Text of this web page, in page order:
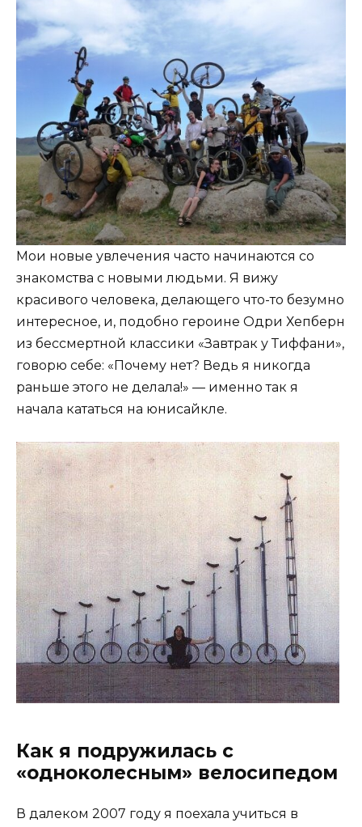
Мои новые увлечения часто начинаются со
знакомства с новыми людьми. Я вижу
красивого человека, делающего что-то безумно
интересное, и, подобно героине Одри Хепберн
из бессмертной классики «Завтрак у Тиффани»,
говорю себе: «Почему нет? Ведь я никогда
раньше этого не делала!» — именно так я
начала кататься на юнисайкле.
Как я подружилась с
«одноколесным» велосипедом
В далеком 2007 году я поехала учиться в